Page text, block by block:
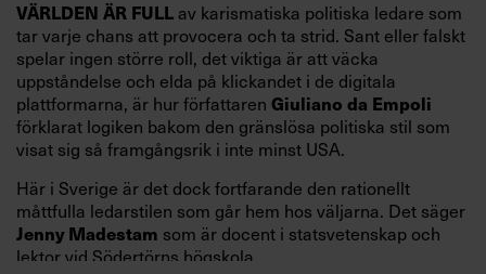
VÄRLDEN ÄR FULLav karismatiska politiska ledare som
tar varje chans att provocera och ta strid. Sant eller falskt
spelar ingen större roll, det viktiga är att väcka
uppståndelse och elda på klickandet i de digitala
plattformarna, är hur författaren Giuliano da Empoli
förklarat logiken bakom den gränslösa politiska stil som
visat sig så framgångsrik i inte minst USA.
Här i Sverige är det dock fortfarande den rationellt
måttfulla ledarstilen som går hem hos väljarna. Det säger
Jenny Madestam som är docent i statsvetenskap och
lektor vid Södertörns högskola.